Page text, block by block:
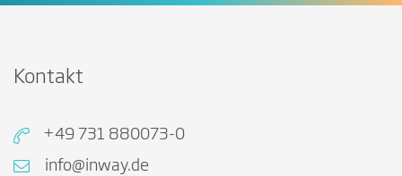
Kontakt
+49 731 880073-0
info@inway.de